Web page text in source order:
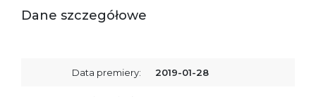
Dane szczegółowe
Data premiery: 2019-01-28